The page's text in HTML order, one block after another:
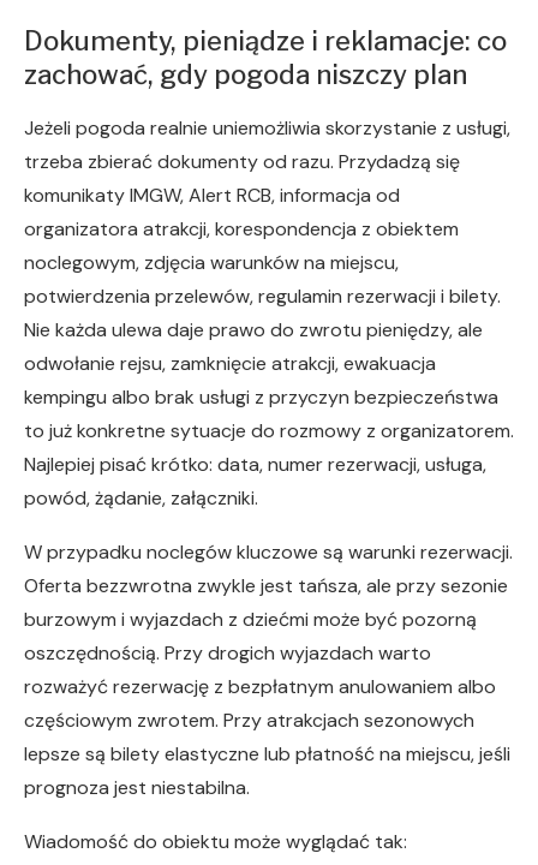
Dokumenty, pieniądze i reklamacje: co
zachować, gdy pogoda niszczy plan
Jeżeli pogoda realnie uniemożliwia skorzystanie z usługi,
trzeba zbierać dokumenty od razu. Przydadzą się
komunikaty IMGW, Alert RCB, informacja od
organizatora atrakcji, korespondencja z obiektem
noclegowym, zdjęcia warunków na miejscu,
potwierdzenia przelewów, regulamin rezerwacji i bilety.
Nie każda ulewa daje prawo do zwrotu pieniędzy, ale
odwołanie rejsu, zamknięcie atrakcji, ewakuacja
kempingu albo brak usługi z przyczyn bezpieczeństwa
to już konkretne sytuacje do rozmowy z organizatorem.
Najlepiej pisać krótko: data, numer rezerwacji, usługa,
powód, żądanie, załączniki.
W przypadku noclegów kluczowe są warunki rezerwacji.
Oferta bezzwrotna zwykle jest tańsza, ale przy sezonie
burzowym i wyjazdach z dziećmi może być pozorną
oszczędnością. Przy drogich wyjazdach warto
rozważyć rezerwację z bezpłatnym anulowaniem albo
częściowym zwrotem. Przy atrakcjach sezonowych
lepsze są bilety elastyczne lub płatność na miejscu, jeśli
prognoza jest niestabilna.
Wiadomość do obiektu może wyglądać tak: